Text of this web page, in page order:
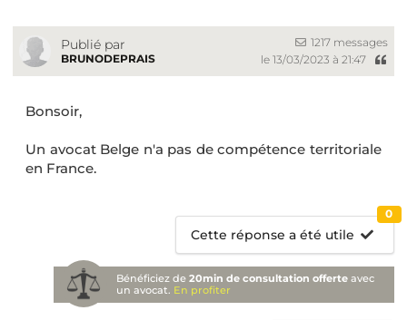
Publié par
BRUNODEPRAIS
1217 messages
le 13/03/2023 à 21:47
Bonsoir,
Un avocat Belge n'a pas de compétence territoriale
en France.
Cette réponse a été utile
0
Bénéficiez de20min de consultation offerte avec
un avocat. En profiter